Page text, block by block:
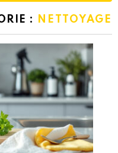
: NETTOYAGE